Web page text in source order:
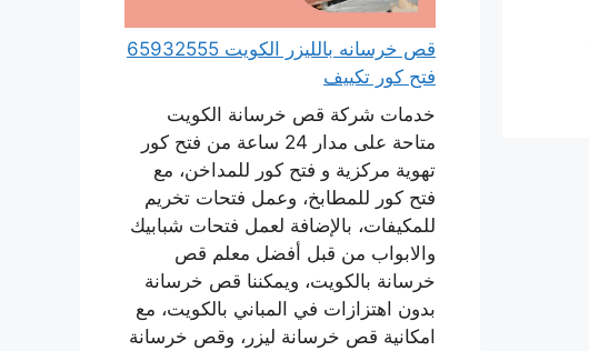
قص خرسانه بالليزر الكويت 65932555
فتح كور تكييف
خدمات شركة قص خرسانة الكويت
متاحة على مدار 24 ساعة من فتح كور
تهوية مركزية و فتح كور للمداخن، مع
فتح كور للمطابخ، وعمل فتحات تخريم
للمكيفات، بالإضافة لعمل فتحات شبابيك
والابواب من قبل أفضل معلم قص
خرسانة بالكويت، ويمكننا قص خرسانة
بدون اهتزازات في المباني بالكويت، مع
امكانية قص خرسانة ليزر، وقص خرسانة